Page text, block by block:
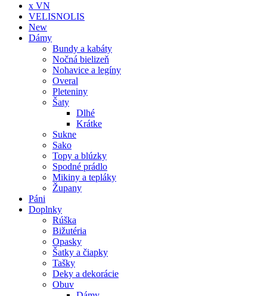
x VN
VELISNOLIS
New
Dámy
Bundy a kabáty
Nočná bielizeň
Nohavice a legíny
Overal
Pleteniny
Šaty
Dlhé
Krátke
Sukne
Sako
Topy a blúzky
Spodné prádlo
Mikiny a tepláky
Župany
Páni
Doplnky
Rúška
Bižutéria
Opasky
Šatky a čiapky
Tašky
Deky a dekorácie
Obuv